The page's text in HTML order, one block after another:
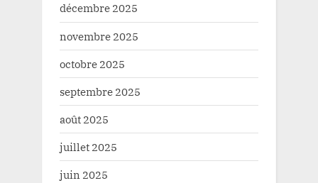
décembre 2025
novembre 2025
octobre 2025
septembre 2025
août 2025
juillet 2025
juin 2025